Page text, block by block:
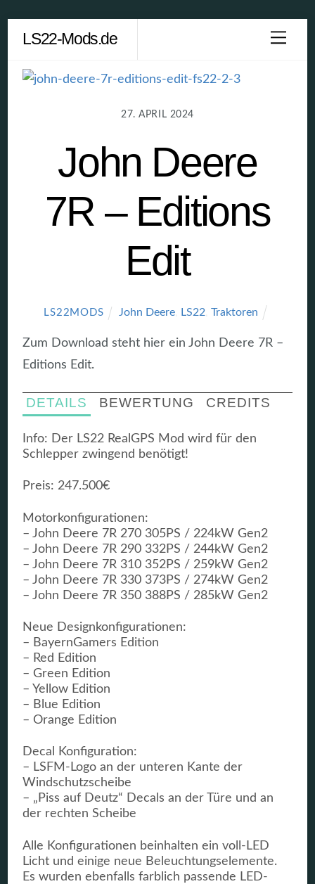
content
LS22-Mods.de
27. APRIL 2024
John Deere
7R – Editions
Edit
LS22MODS John Deere, LS22 Traktoren
Zum Download steht hier ein John Deere 7R –
Editions Edit.
DETAILS BEWERTUNG CREDITS
Info: Der LS22 RealGPS Mod wird für den
Schlepper zwingend benötigt!
Preis: 247.500€
Motorkonfigurationen:
– John Deere 7R 270 305PS / 224kW Gen2
– John Deere 7R 290 332PS / 244kW Gen2
– John Deere 7R 310 352PS / 259kW Gen2
– John Deere 7R 330 373PS / 274kW Gen2
– John Deere 7R 350 388PS / 285kW Gen2
Neue Designkonfigurationen:
– BayernGamers Edition
– Red Edition
– Green Edition
– Yellow Edition
– Blue Edition
– Orange Edition
Decal Konfiguration:
– LSFM-Logo an der unteren Kante der
Windschutzscheibe
– „Piss auf Deutz“ Decals an der Türe und an
der rechten Scheibe
Alle Konfigurationen beinhalten ein voll-LED
Licht und einige neue Beleuchtungselemente.
Es wurden ebenfalls farblich passende LED-